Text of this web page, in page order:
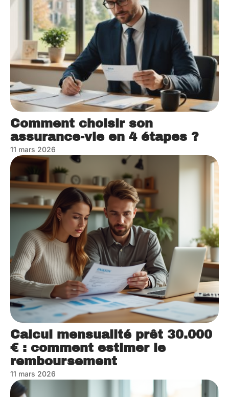
Comment choisir son
assurance-vie en 4 étapes ?
11 mars 2026
Calcul mensualité prêt 30.000
€ : comment estimer le
remboursement
11 mars 2026